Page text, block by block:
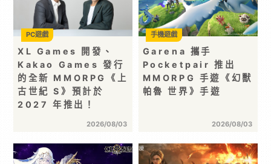
XL Games 開發、
Kakao Games 發行
的全新 MMORPG《上
古世紀 S》預計於
2027 年推出！
2026/08/03
PC遊戲
Garena 攜手
Pocketpair 推出
MMORPG 手遊《幻獸
帕魯 世界》手遊
2026/08/03
手機遊戲